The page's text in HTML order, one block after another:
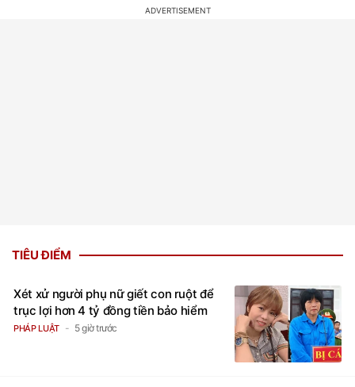
TIÊU ĐIỂM
Xét xử người phụ nữ giết con ruột để
trục lợi hơn 4 tỷ đồng tiền bảo hiểm
PHÁP LUẬT 5 giờ trước